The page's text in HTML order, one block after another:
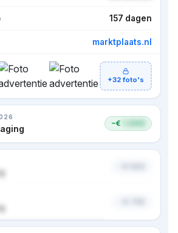
157 dagen
marktplaats.nl
+32 foto's
−€
· bekijk in premium